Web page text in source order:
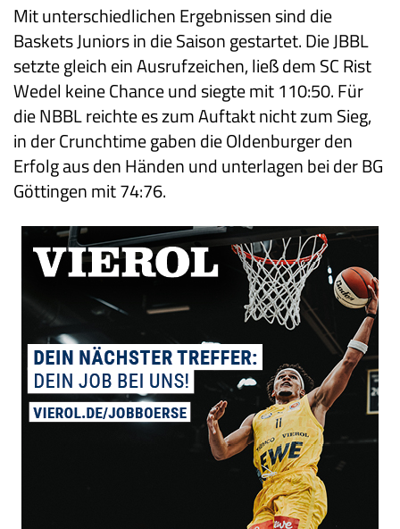
Mit unterschiedlichen Ergebnissen sind die
Baskets Juniors in die Saison gestartet. Die JBBL
setzte gleich ein Ausrufzeichen, ließ dem SC Rist
Wedel keine Chance und siegte mit 110:50. Für
die NBBL reichte es zum Auftakt nicht zum Sieg,
in der Crunchtime gaben die Oldenburger den
Erfolg aus den Händen und unterlagen bei der BG
Göttingen mit 74:76.